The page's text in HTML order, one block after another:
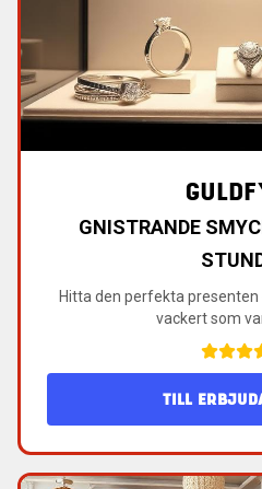
GNISTRANDE
Hitta den perfekta
vackert som
TILL